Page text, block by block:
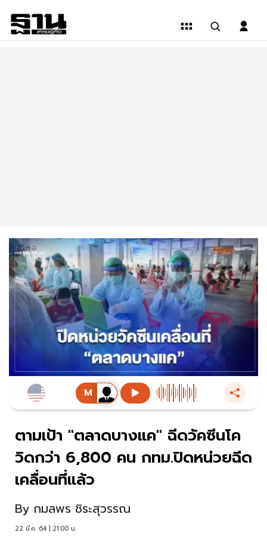
ตามเป้า "ตลาดบางแค" ฉีดวัคซีนโค
วิดกว่า 6,800 คน กทม.ปิดหน่วยฉีด
เคลื่อนที่แล้ว
By กมลพร ชิระสุวรรณ
22 มี.ค. 64 | 21:00 น.